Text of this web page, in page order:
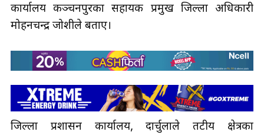
कार्यालय कञ्चनपुरका सहायक प्रमुख जिल्ला अधिकारी
मोहनचन्द्र जोशीले बताए।
जिल्ला प्रशासन कार्यालय, दार्चुलाले तटीय क्षेत्रका